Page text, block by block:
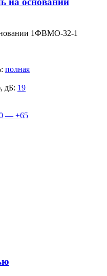
1ФВМO-32-1
: полная
дБ: 19
— +65